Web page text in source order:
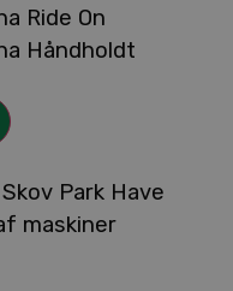
Ride On
Håndholdt
Park Have
maskiner